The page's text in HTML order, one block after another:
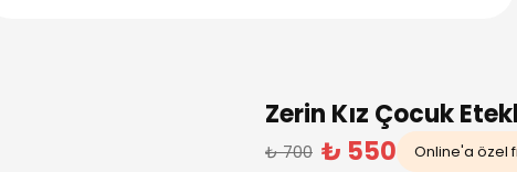
Zerin Kız Çocuk
₺ 700 ₺ 550 Online'a özel